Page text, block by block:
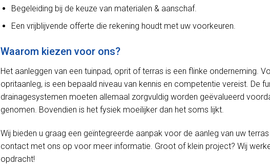
Begeleiding bij de keuze van materialen & aanschaf.
Een vrijblijvende offerte die rekening houdt met uw voorkeuren.
Waarom kiezen voor ons?
Het aanleggen van een tuinpad, oprit of terras is een flinke onderneming.
opritaanleg, is een bepaald niveau van kennis en competentie vereist. De
drainagesystemen moeten allemaal zorgvuldig worden geëvalueerd
genomen. Bovendien is het fysiek moeilijker dan het soms lijkt.
Wij bieden u graag een geïntegreerde aanpak voor de aanleg van uw
contact met ons op voor meer informatie. Groot of klein project? Wij
opdracht!